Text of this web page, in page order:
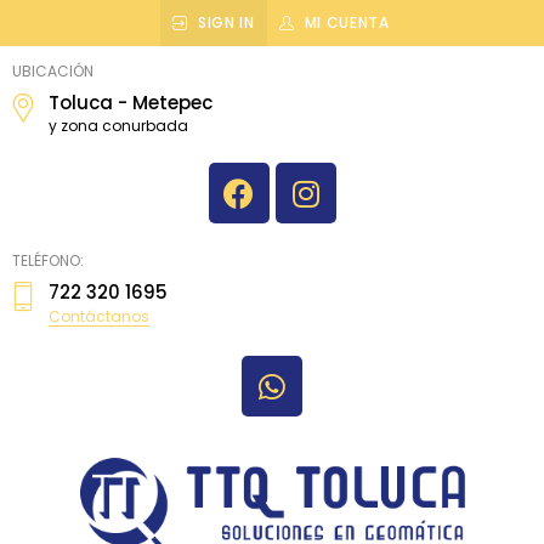
SIGN IN MI CUENTA
topografiatoluca
UBICACIÓN
Toluca - Metepec
y zona conurbada
TELÉFONO:
722 320 1695
Contáctanos